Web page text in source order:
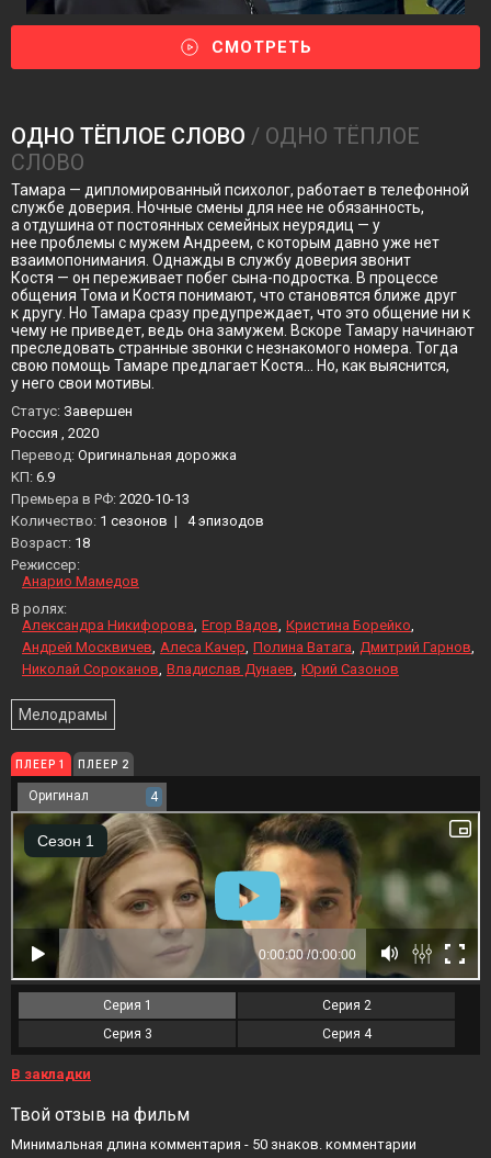
СМОТРЕТЬ
ОДНО ТЁПЛОЕ СЛОВО / ОДНО ТЁПЛОЕ
СЛОВО
Тамара — дипломированный психолог, работает в телефонной
службе доверия. Ночные смены для нее не обязанность,
а отдушина от постоянных семейных неурядиц — у
нее проблемы с мужем Андреем, с которым давно уже нет
взаимопонимания. Однажды в службу доверия звонит
Костя — он переживает побег сына-подростка. В процессе
общения Тома и Костя понимают, что становятся ближе друг
к другу. Но Тамара сразу предупреждает, что это общение ни к
чему не приведет, ведь она замужем. Вскоре Тамару начинают
преследовать странные звонки с незнакомого номера. Тогда
свою помощь Тамаре предлагает Костя… Но, как выяснится,
у него свои мотивы.
Статус: Завершен
Россия , 2020
Перевод: Оригинальная дорожка
KП: 6.9
Премьера в РФ: 2020-10-13
Количество: 1 сезонов | 4 эпизодов
Возраст: 18
Режиссер:
Анарио Мамедов
В ролях:
Александра Никифорова Егор Вадов Кристина Борейко
Андрей Москвичев Алеса Качер Полина Ватага Дмитрий Гарнов
Николай Сороканов Владислав Дунаев Юрий Сазонов
Мелодрамы
ПЛЕЕР 1 ПЛЕЕР 2
Оригинал 4
Серия 1
Серия 2
Серия 3
Серия 4
В закладки
Твой отзыв на фильм
Минимальная длина комментария - 50 знаков. комментарии